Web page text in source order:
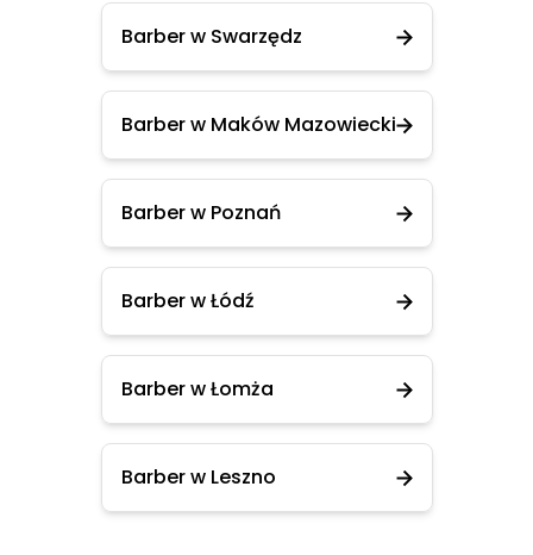
Barber w Swarzędz
Barber w Maków Mazowiecki
Barber w Poznań
Barber w Łódź
Barber w Łomża
Barber w Leszno